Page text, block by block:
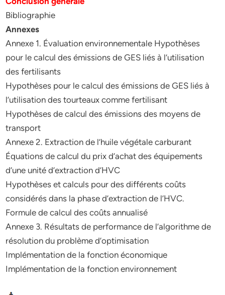
Bibliographie
Annexes
Annexe 1. Évaluation environnementale Hypothèses
pour le calcul des émissions de GES liés à l’utilisation
des fertilisants
Hypothèses pour le calcul des émissions de GES liés à
l’utilisation des tourteaux comme fertilisant
Hypothèses de calcul des émissions des moyens de
transport
Annexe 2. Extraction de l’huile végétale carburant
Équations de calcul du prix d’achat des équipements
d’une unité d’extraction d’HVC
Hypothèses et calculs pour des différents coûts
considérés dans la phase d’extraction de l’HVC.
Formule de calcul des coûts annualisé
Annexe 3. Résultats de performance de l’algorithme de
résolution du problème d’optimisation
Implémentation de la fonction économique
Implémentation de la fonction environnement